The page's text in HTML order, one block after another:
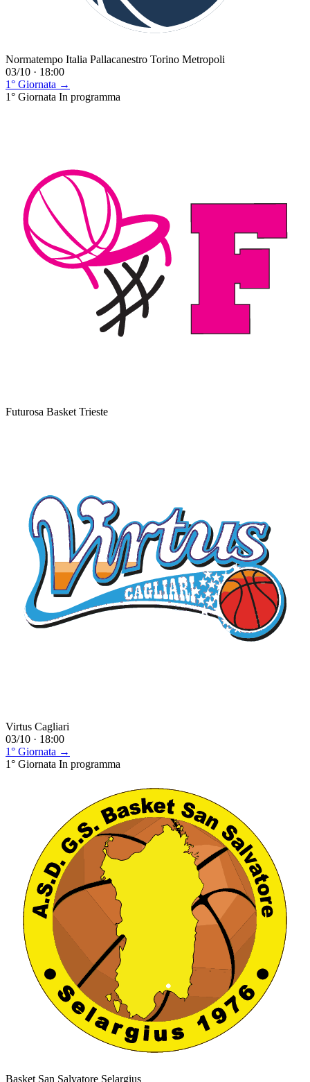
Normatempo Italia Pallacanestro Torino Metropoli
03/10 · 18:00
1° Giornata →
1° Giornata In programma
Futurosa Basket Trieste
Virtus Cagliari
03/10 · 18:00
1° Giornata →
1° Giornata In programma
Basket San Salvatore Selargius